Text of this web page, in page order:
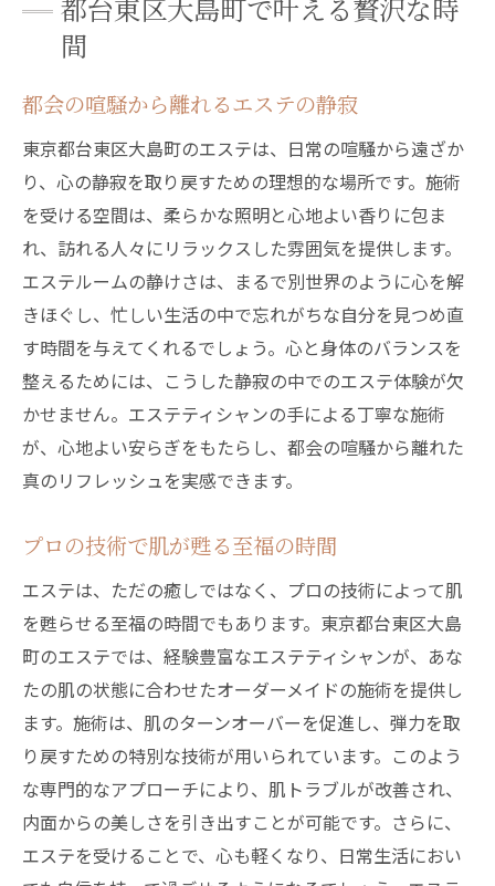
東京都台東区大島町のエステで体験する心身の
癒し効果
深いリラクゼーションをもたらす施術
心身のバランスを整える秘訣
エステが提供する精神的なリフレッシュ
肌と心の調和を追求するトリートメント
エステで得られる内面からの美しさ
東京都台東区大島町での癒しのエステ
エステの至福体験東京都台東区大島町でのリラ
ックスの秘訣
心が解放されるエステの施術
東京都台東区大島町の特別なエステサロン
心からリラックスできるエステの秘密
エステで体と心を癒すリラクゼーション技
法
贅沢なひとときを演出するエステ体験
東京都台東区大島町でのエステ体験がもたらす
美と健康の調和
エステが作り出す美と健康のハーモニー
東京都台東区大島町で磨く内外の美しさ
エステの施術で健康的な美しさを追求
心身の健康を保つためのエステの役割
エステで実感する健康美の相乗効果
都台東区大島町で叶える贅沢な時
間
都会の喧騒から離れるエステの静寂
東京都台東区大島町のエステは、日常の喧騒から遠ざか
り、心の静寂を取り戻すための理想的な場所です。施術
を受ける空間は、柔らかな照明と心地よい香りに包ま
れ、訪れる人々にリラックスした雰囲気を提供します。
エステルームの静けさは、まるで別世界のように心を解
きほぐし、忙しい生活の中で忘れがちな自分を見つめ直
す時間を与えてくれるでしょう。心と身体のバランスを
整えるためには、こうした静寂の中でのエステ体験が欠
かせません。エステティシャンの手による丁寧な施術
が、心地よい安らぎをもたらし、都会の喧騒から離れた
真のリフレッシュを実感できます。
プロの技術で肌が甦る至福の時間
エステは、ただの癒しではなく、プロの技術によって肌
を甦らせる至福の時間でもあります。東京都台東区大島
町のエステでは、経験豊富なエステティシャンが、あな
たの肌の状態に合わせたオーダーメイドの施術を提供し
ます。施術は、肌のターンオーバーを促進し、弾力を取
り戻すための特別な技術が用いられています。このよう
な専門的なアプローチにより、肌トラブルが改善され、
内面からの美しさを引き出すことが可能です。さらに、
エステを受けることで、心も軽くなり、日常生活におい